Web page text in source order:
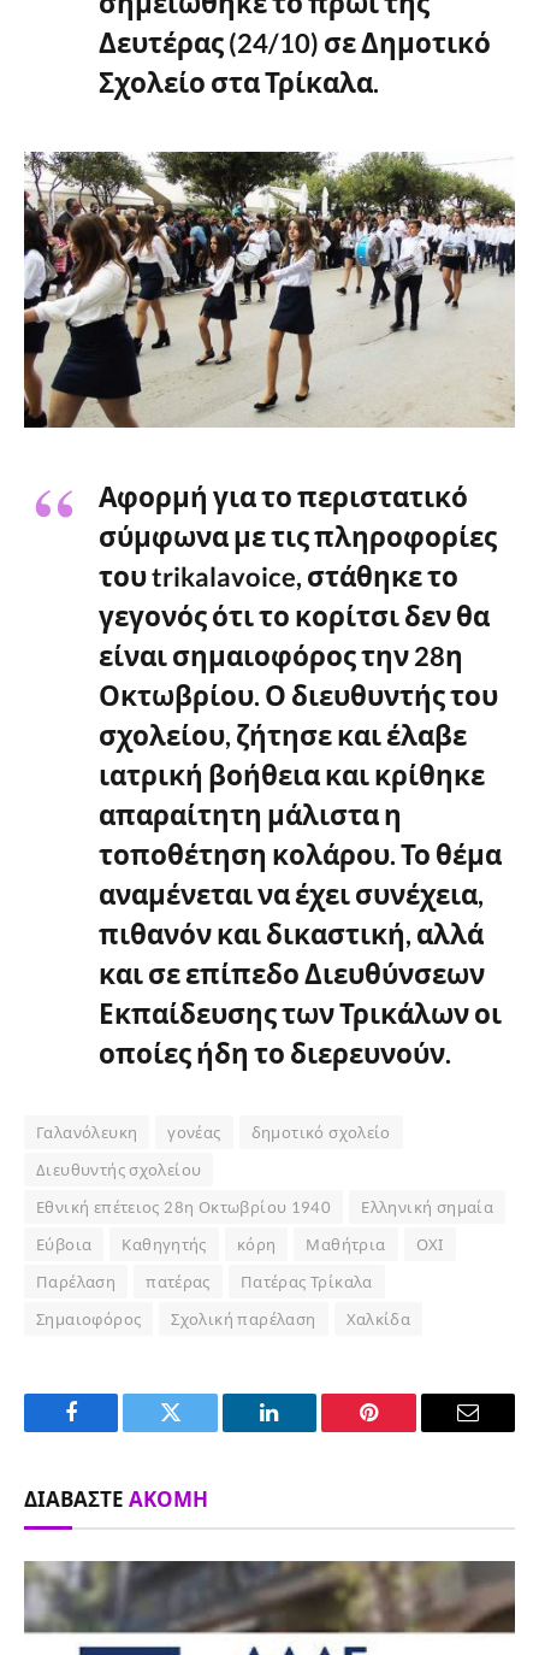
Δευτέρας (24/10) σε Δημοτικό
Σχολείο στα Τρίκαλα.
Αφορμή για το περιστατικό
σύμφωνα με τις πληροφορίες
του trikalavoice, στάθηκε το
γεγονός ότι το κορίτσι δεν θα
είναι σημαιοφόρος την 28η
Οκτωβρίου. Ο διευθυντής του
σχολείου, ζήτησε και έλαβε
ιατρική βοήθεια και κρίθηκε
απαραίτητη μάλιστα η
τοποθέτηση κολάρου. Το θέμα
αναμένεται να έχει συνέχεια,
πιθανόν και δικαστική, αλλά
και σε επίπεδο Διευθύνσεων
Εκπαίδευσης των Τρικάλων οι
οποίες ήδη το διερευνούν.
Γαλανόλευκη γονέας
δημοτικό σχολείο
Διευθυντής σχολείου
Εθνική επέτειος 28η Οκτωβρίου 1940
Ελληνική σημαία
Εύβοια
Καθηγητής κόρη Μαθήτρια
ΟΧΙ
Παρέλαση
πατέρας
Πατέρας Τρίκαλα
Σημαιοφόρος
Σχολική παρέλαση Χαλκίδα
Facebook Twitter LinkedIn Pinterest Email
ΔΙΑΒΆΣΤΕ ΑΚΌΜΗ